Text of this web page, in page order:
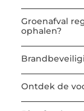
Groenafval
ophalen?
Ontdek de